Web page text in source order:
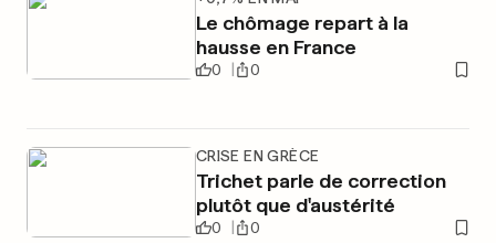
Le chômage repart à la
hausse en France
0 0
CRISE EN GRÈCE
Trichet parle de correction
plutôt que d'austérité
0 0